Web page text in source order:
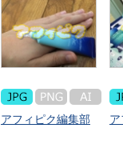
アフィピク編集部